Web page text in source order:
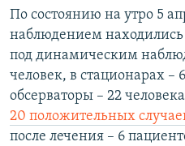
и
й
с
л
а
й
д
й
с
л
а
й
д
По состоянию на утро 5
наблюдением находились
под динамическим
человек, в стационарах –
обсерваторы – 22
20 положительных
после лечения – 6